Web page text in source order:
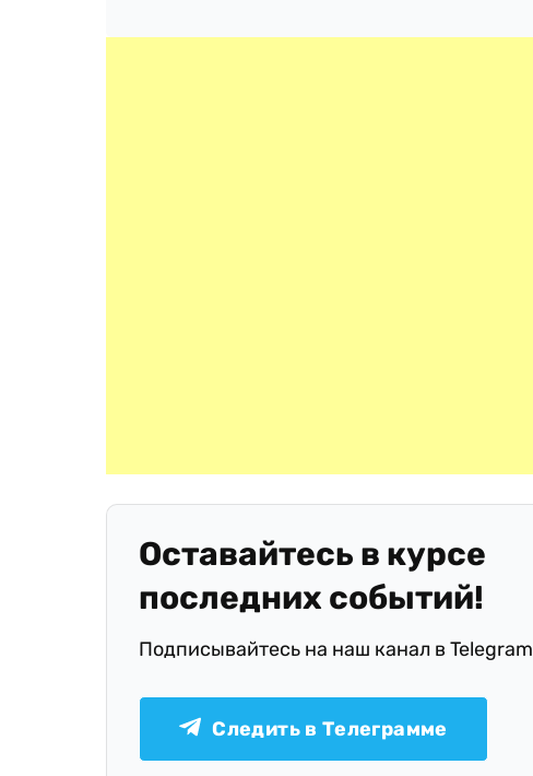
Оставайтесь в курсе
последних событий!
Подписывайтесь на наш канал в Telegram
Следить в Телеграмме